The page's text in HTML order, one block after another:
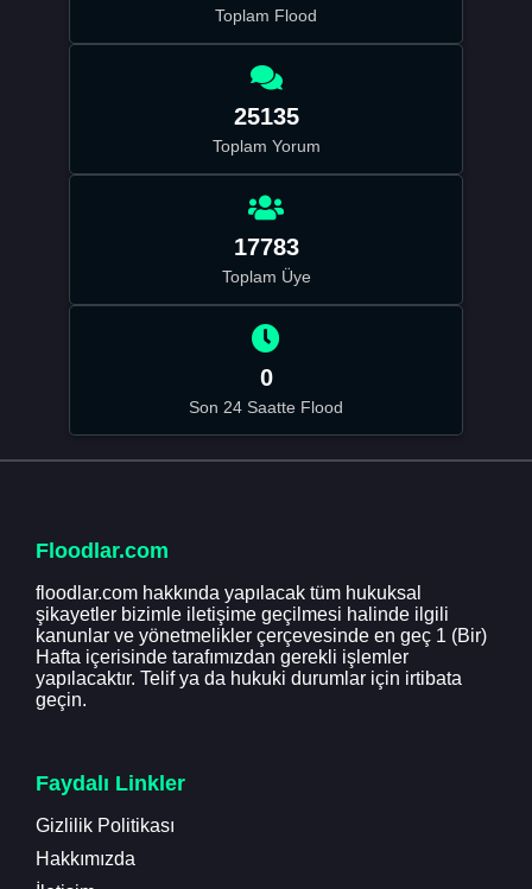
Toplam Flood
25135
Toplam Yorum
17783
Toplam Üye
0
Son 24 Saatte Flood
Floodlar.com
floodlar.com hakkında yapılacak tüm hukuksal
şikayetler bizimle iletişime geçilmesi halinde ilgili
kanunlar ve yönetmelikler çerçevesinde en geç 1 (Bir)
Hafta içerisinde tarafımızdan gerekli işlemler
yapılacaktır. Telif ya da hukuki durumlar için irtibata
geçin.
Faydalı Linkler
Gizlilik Politikası
Hakkımızda